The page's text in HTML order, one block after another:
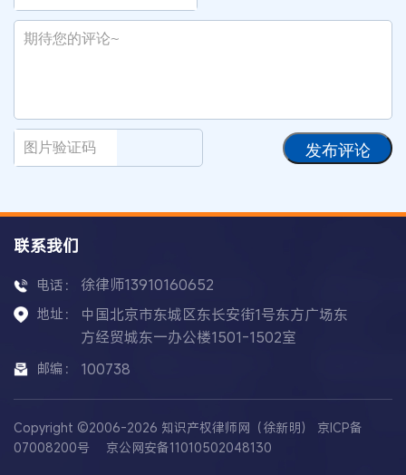
发布评论
联系我们
电话： 徐律师13910160652
地址：
中国北京市东城区东长安街1号东方广场东
方经贸城东一办公楼1501-1502室
邮编： 100738
Copyright ©2006-2026 知识产权律师网（徐新明） 京ICP备
07008200号
京公网安备11010502048130